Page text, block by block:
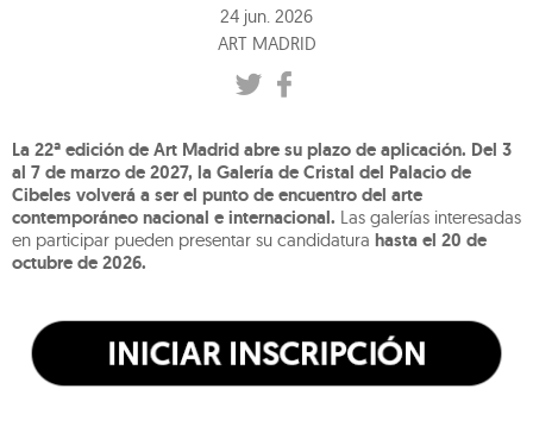
24 jun. 2026
ART MADRID
La 22ª edición de Art Madrid abre su plazo de aplicación. Del 3
al 7 de marzo de 2027, la Galería de Cristal del Palacio de
Cibeles volverá a ser el punto de encuentro del arte
contemporáneo nacional e internacional. Las galerías interesadas
en participar pueden presentar su candidatura hasta el 20 de
octubre de 2026.